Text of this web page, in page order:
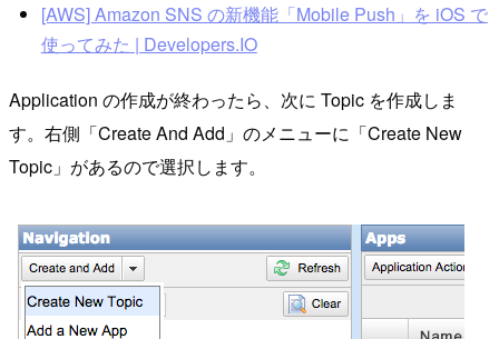
[AWS] Amazon SNS の新機能「Mobile Push」を iOS で
使ってみた | Developers.IO
Application の作成が終わったら、次に Topic を作成しま
す。右側「Create And Add」のメニューに「Create New
Topic」があるので選択します。